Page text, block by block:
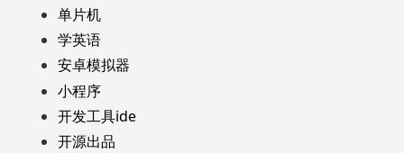
单片机
学英语
安卓模拟器
小程序
开发工具ide
开源出品